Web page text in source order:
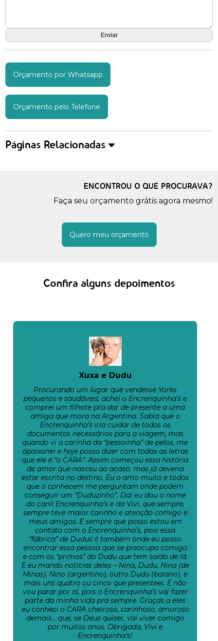
Orçamento por Whatsapp
Orçamento pelo Telefone
Páginas Relacionadas
ENCONTROU O QUE PROCURAVA?
Faça seu orçamento grátis agora mesmo!
Quero meu orçamento
Confira alguns depoimentos
Xuxa e Dudu
Procurando um lugar que vendesse Yorks
pequenos e saudáveis, achei o Encrenquinha’s e
comprei um filhote pra dar de presente a uma
amiga que mora na Argentina. Sabia que o
Encrenquinha’s iria cuidar de todos os
documentos necessários para a viagem, mas
quando vi a carinha da “pessoinha” de pelos, me
apaixonei e hoje posso dizer com todas as letras
que ele é “o CARA”. Assim começou essa história
de amor que nasceu ao acaso, mas já deveria
estar escrita no destino. Eu o amo muito e todos
que o conhecem me perguntam onde podem
conseguir um “Duduzinho”. Daí eu dou o nome
do canil Encrenquinha’s e da Vivi, que sempre,
sempre teve maior carinho e atenção comigo e
meus amigos. E sempre que posso estou em
contato com o Encrenquinha’s, pois essa
“fábrica” de Dudus é também onde eu posso
encontrar essa pessoa que se preocupa comigo
e com os “primos” do Dudu que tem saído de lá.
E eu mando notícias deles – Nina, Dudu, Nina (de
Minas), Nino (argentino), outro Dudu (baiano), e
mais uns quatro ou cinco que presenteei. E não
vou parar por aí, pois o Encrenquinha’s vai fazer
parte da minha vida pra sempre. Graças a eles
eu conheci o CARA cheiroso, carinhoso, amoroso
demais… que, se Deus quiser, vai viver comigo
por muitos anos. Obrigada, Vivi e
Encrenquinha’s!